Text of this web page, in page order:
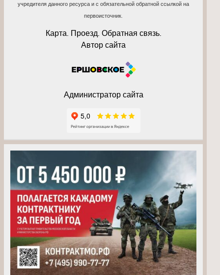
учредителя данного ресурса и с обязательной обратной ссылкой на
первоисточник.
Карта. Проезд. Обратная связь.
Автор сайта
Администратор сайта